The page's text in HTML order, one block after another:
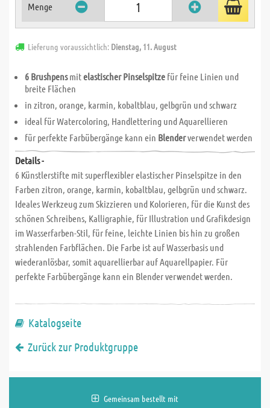
Menge
Lieferung voraussichtlich: Dienstag, 11. August
6 Brushpensmitelastischer Pinselspitze für feine Linien und
breite Flächen
in zitron, orange, karmin, kobaltblau, gelbgrün und schwarz
ideal für Watercoloring, Handlettering und Aquarellieren
für perfekte Farbübergänge kann ein Blenderverwendet werden
Details -
6 Künstlerstifte mit superflexibler elastischer Pinselspitze in den
Farben zitron, orange, karmin, kobaltblau, gelbgrün und schwarz.
Ideales Werkzeug zum Skizzieren und Kolorieren, für die Kunst des
schönen Schreibens, Kalligraphie, für Illustration und Grafikdesign
im Wasserfarben-Stil, für feine, leichte Linien bis hin zu großen
strahlenden Farbflächen. Die Farbe ist auf Wasserbasis und
wiederanlösbar, somit aquarellierbar auf Aquarellpapier. Für
perfekte Farbübergänge kann ein Blender verwendet werden.
Katalogseite
Zurück zur Produktgruppe
Gemeinsam bestellt mit